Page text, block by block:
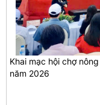
Khai mạc hội chợ
năm 2026